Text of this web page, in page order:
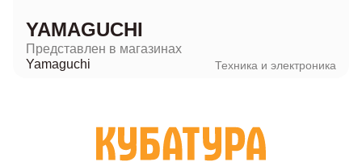
YAMAGUCHI
Представлен в магазинах
Yamaguchi
Техника и электроника